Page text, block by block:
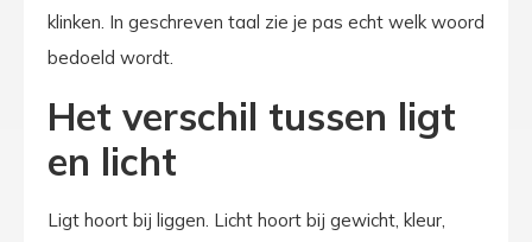
klinken. In geschreven taal zie je pas echt welk woord
bedoeld wordt.
Het verschil tussen ligt
en licht
Ligt hoort bij liggen. Licht hoort bij gewicht, kleur,